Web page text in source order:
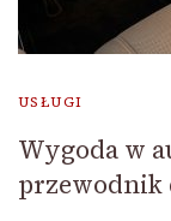
USŁUGI
Wygoda w
przewodnik